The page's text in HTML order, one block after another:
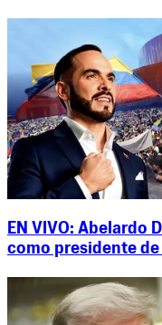
EN VIVO: Abelardo
como presidente